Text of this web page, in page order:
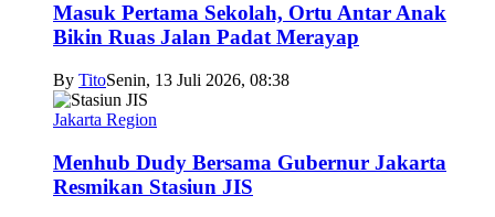
Masuk Pertama Sekolah, Ortu Antar Anak
Bikin Ruas Jalan Padat Merayap
By TitoSenin, 13 Juli 2026, 08:38
Jakarta Region
Menhub Dudy Bersama Gubernur Jakarta
Resmikan Stasiun JIS